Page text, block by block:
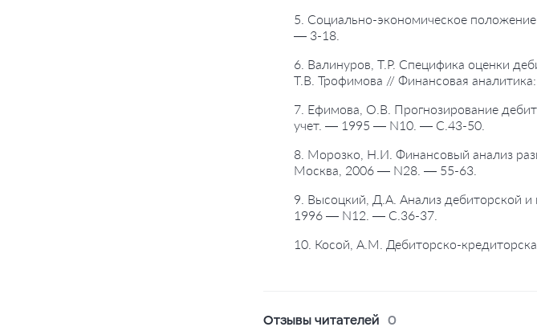
5. Социально-экономическое
— 3-18.
6. Валинуров, Т.Р. Специфика оценки
Т.В. Трофимова // Финансовая
7. Ефимова, О.В. Прогнозирование
учет. — 1995 — N10. — С.43-50.
8. Морозко, Н.И. Финансовый анализ
Москва, 2006 — N28. — 55-63.
9. Высоцкий, Д.А. Анализ дебиторской
1996 — N12. — С.36-37.
10. Косой, А.М. Дебиторско-
Отзывы читателей 0